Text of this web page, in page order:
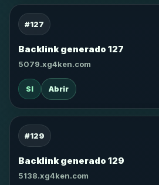
#127
Backlink generado 127
5079.xg4ken.com
SI Abrir
#129
Backlink generado 129
5138.xg4ken.com